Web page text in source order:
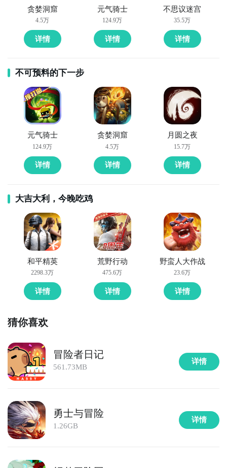
贪婪洞窟
4.5万
详情
元气骑士
124.9万
详情
不思议迷宫
35.5万
详情
不可预料的下一步
元气骑士
124.9万
详情
贪婪洞窟
4.5万
详情
月圆之夜
15.7万
详情
大吉大利，今晚吃鸡
和平精英
2298.3万
详情
荒野行动
475.6万
详情
野蛮人大作战
23.6万
详情
猜你喜欢
冒险者日记
561.73MB
详情
勇士与冒险
1.26GB
详情